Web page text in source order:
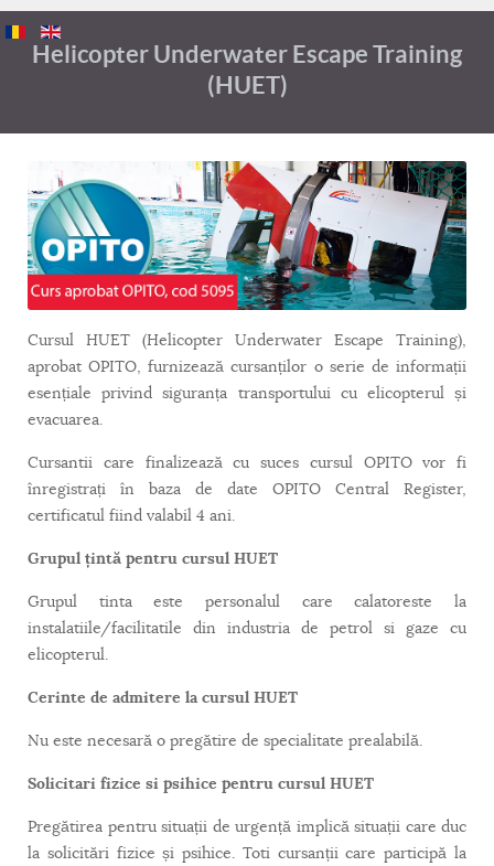
Helicopter Underwater Escape Training
(HUET)
Cursul HUET (Helicopter Underwater Escape Training),
aprobat OPITO, furnizează cursanților o serie de informații
esențiale privind siguranța transportului cu elicopterul și
evacuarea.
Cursantii care finalizează cu suces cursul OPITO vor fi
înregistrați în baza de date OPITO Central Register,
certificatul fiind valabil 4 ani.
Grupul țintă pentru cursul HUET
Grupul tinta este personalul care calatoreste la
instalatiile/facilitatile din industria de petrol si gaze cu
elicopterul.
Cerinte de admitere la cursul HUET
Nu este necesară o pregătire de specialitate prealabilă.
Solicitari fizice si psihice pentru cursul HUET
Pregătirea pentru situații de urgență implică situații care duc
la solicitări fizice și psihice. Toti cursanții care participă la